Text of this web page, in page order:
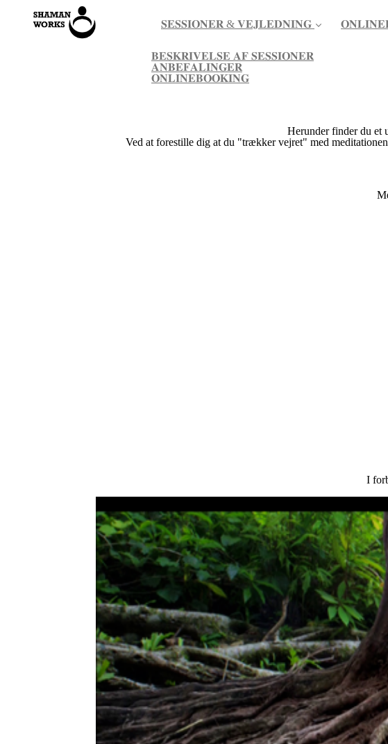
𝐒𝐄𝐒𝐒𝐈𝐎𝐍𝐄𝐑 & 𝐕𝐄𝐉𝐋𝐄𝐃𝐍𝐈𝐍𝐆
𝐁𝐄𝐒𝐊𝐑𝐈𝐕𝐄𝐋𝐒𝐄 𝐀𝐅 𝐒𝐄𝐒𝐒𝐈𝐎𝐍𝐄𝐑
𝐀𝐍𝐁𝐄𝐅𝐀𝐋𝐈𝐍𝐆𝐄𝐑
𝐎𝐍𝐋𝐈𝐍𝐄𝐁𝐎𝐎𝐊𝐈𝐍𝐆
Herunder finder du et
Ved at forestille dig at du "trækker vejret" med
I